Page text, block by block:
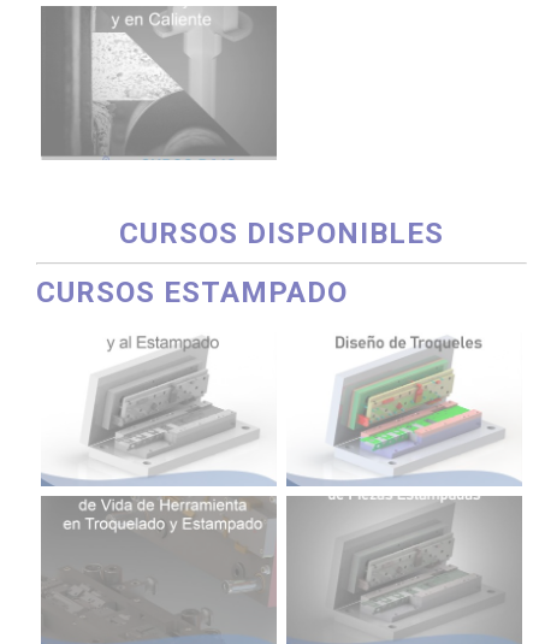
CURSOS DISPONIBLES
CURSOS ESTAMPADO